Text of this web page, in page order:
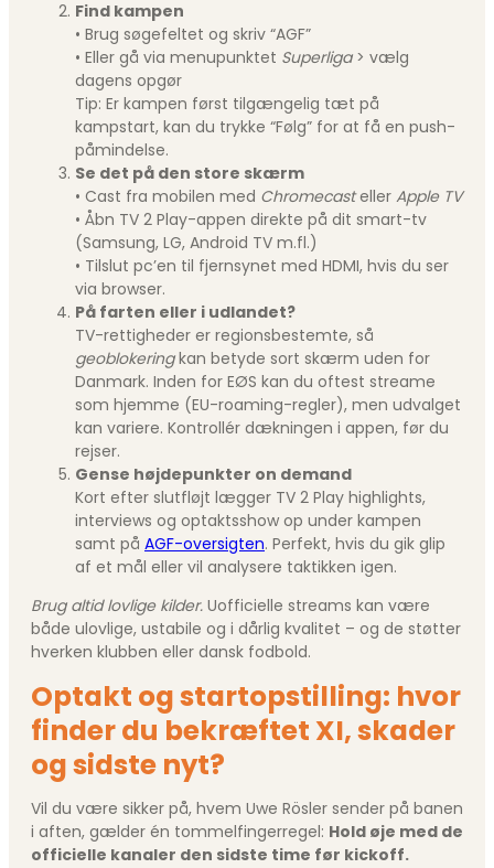
Find kampen
• Brug søgefeltet og skriv “AGF”
• Eller gå via menupunktet Superliga> vælg
dagens opgør
Tip: Er kampen først tilgængelig tæt på
kampstart, kan du trykke “Følg” for at få en push-
påmindelse.
Se det på den store skærm
• Cast fra mobilen med Chromecasteller Apple TV
• Åbn TV 2 Play-appen direkte på dit smart-tv
(Samsung, LG, Android TV m.fl.)
• Tilslut pc’en til fjernsynet med HDMI, hvis du ser
via browser.
På farten eller i udlandet?
TV-rettigheder er regionsbestemte, så
geoblokeringkan betyde sort skærm uden for
Danmark. Inden for EØS kan du oftest streame
som hjemme (EU-roaming-regler), men udvalget
kan variere. Kontrollér dækningen i appen, før du
rejser.
Gense højdepunkter on demand
Kort efter slutfløjt lægger TV 2 Play highlights,
interviews og optaktsshow op under kampen
samt på AGF-oversigten. Perfekt, hvis du gik glip
af et mål eller vil analysere taktikken igen.
Brug altid lovlige kilder. Uofficielle streams kan være
både ulovlige, ustabile og i dårlig kvalitet – og de støtter
hverken klubben eller dansk fodbold.
Optakt og startopstilling: hvor
finder du bekræftet XI, skader
og sidste nyt?
Vil du være sikker på, hvem Uwe Rösler sender på banen
i aften, gælder én tommelfingerregel: Hold øje med de
officielle kanaler den sidste time før kickoff.